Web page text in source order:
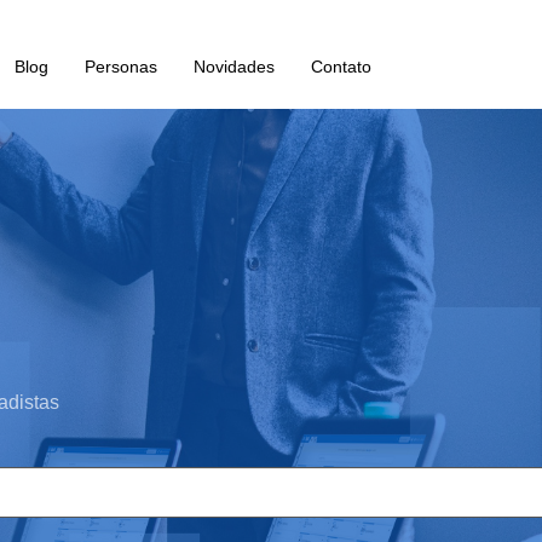
Blog Personas Novidades Contato